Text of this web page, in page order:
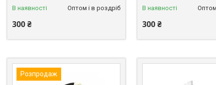
В наявності Оптом і в роздріб
300 ₴
В наявності Оптом
300 ₴
Розпродаж